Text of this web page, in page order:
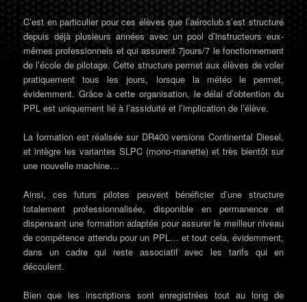
C’est en particulier pour ces élèves que l’aéroclub s’est structuré
depuis déjà plusieurs années avec un pool d’instructeurs eux-
mêmes professionnels et qui assurent 7jours/7 le fonctionnement
de l’école de pilotage. Cette structure permet aux élèves de voler
pratiquement tous les jours, lorsque la météo le permet,
évidemment. Grâce à cette organisation, le délai d’obtention du
PPL est uniquement lié à l’assiduité et l’implication de l’élève.
La formation est réalisée sur DR400 versions Continental Diesel,
et intègre les variantes SLPC (mono-manette) et très bientôt sur
une nouvelle machine…
Ainsi, ces futurs pilotes peuvent bénéficier d’une structure
totalement professionnalisée, disponible en permanence et
dispensant une formation adaptée pour assurer le meilleur niveau
de compétence attendu pour un PPL… et tout cela, évidemment,
dans un cadre qui reste associatif avec les tarifs qui en
découlent.
Bien que les inscriptions sont enregistrées tout au long de